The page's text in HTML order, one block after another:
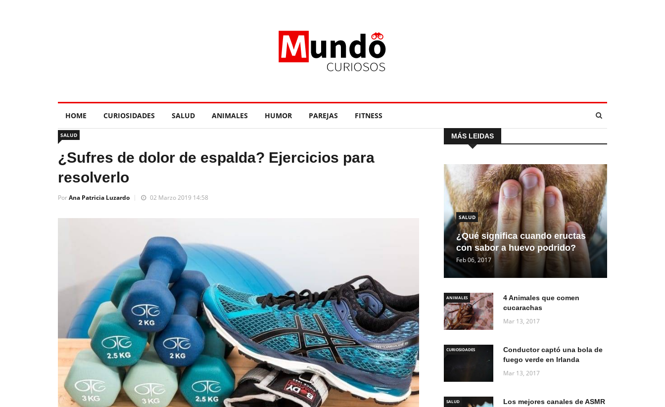
HOME CURIOSIDADES SALUD ANIMALES HUMOR PAREJAS FITNESS
SALUD
¿Sufres de dolor de espalda? Ejercicios para
resolverlo
PorAna Patricia Luzardo 02 Marzo 2019 14:58
MÁS LEIDAS
SALUD
¿Qué significa cuando eructas
con sabor a huevo podrido?
Feb 06, 2017
ANIMALES
4 Animales que comen
cucarachas
Mar 13, 2017
CURIOSIDADES
Conductor captó una bola de
fuego verde en Irlanda
Mar 13, 2017
SALUD
Los mejores canales de ASMR